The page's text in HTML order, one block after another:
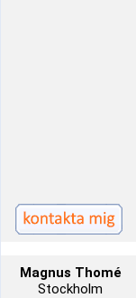
Magnus Thomé
Stockholm